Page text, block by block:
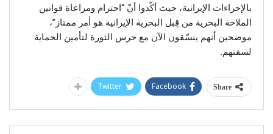
بالإجراءات الإيرانية، حيث أكّدوا أنّ “احترام ومراعاة قوانين
الملاحة البحرية من قِبل البحرية الإيرانية هو أمر ممتاز”،
موضحين أنهم ينسّقون الآن مع حرس الثورة لتأمين الحماية
لسفنهم.
Share
Facebook
Twitter